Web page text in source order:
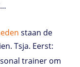
staan de
Tsja. Eerst:
trainer om